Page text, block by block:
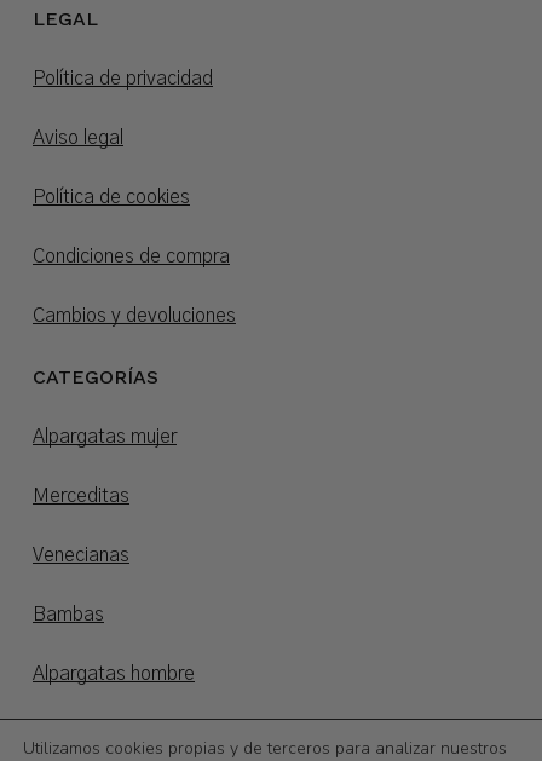
LEGAL
Política de privacidad
Aviso legal
Política de cookies
Condiciones de compra
Cambios y devoluciones
CATEGORÍAS
Alpargatas mujer
Merceditas
Venecianas
Bambas
Alpargatas hombre
Utilizamos cookies propias y de terceros para analizar nuestros